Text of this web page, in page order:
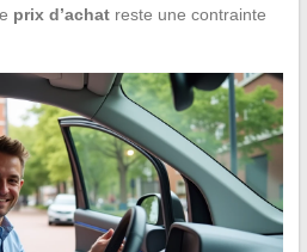
prix d’achatreste une contrainte